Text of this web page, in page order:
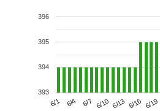
6/1 6/4 6/7 6/10 6/13 6/16 6/19
393
394
395
396